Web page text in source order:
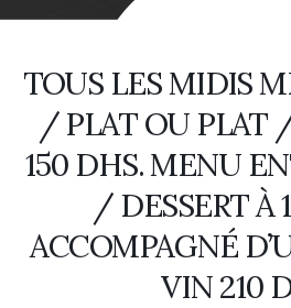
TOUS LES MIDIS
/ PLAT OU PLAT
150 DHS. MENU
/ DESSERT À
ACCOMPAGNÉ
VIN 210